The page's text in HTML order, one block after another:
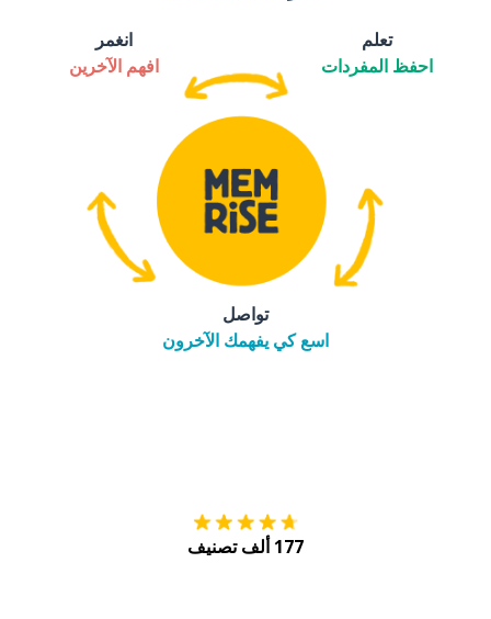
تعلم
احفظ المفردات
انغمر
افهم الآخرين
تواصل
اسع كي يفهمك الآخرون
177 ألف تصنيف